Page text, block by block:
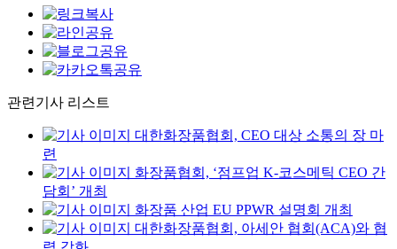
관련기사 리스트
대한화장품협회, CEO 대상 소통의 장 마
련
화장품협회, ‘점프업 K-코스메틱 CEO 간
담회’ 개최
화장품 산업 EU PPWR 설명회 개최
대한화장품협회, 아세안 협회(ACA)와 협